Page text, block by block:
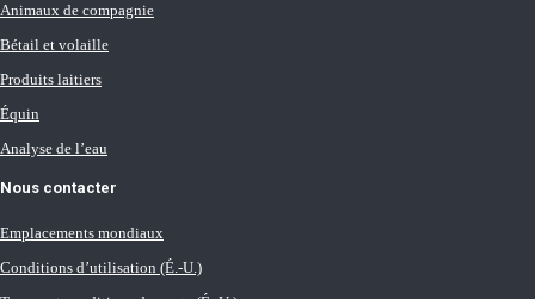
Animaux de compagnie
Bétail et volaille
Produits laitiers
Équin
Analyse de l’eau
Nous contacter
Emplacements mondiaux
Conditions d’utilisation (É.-U.)